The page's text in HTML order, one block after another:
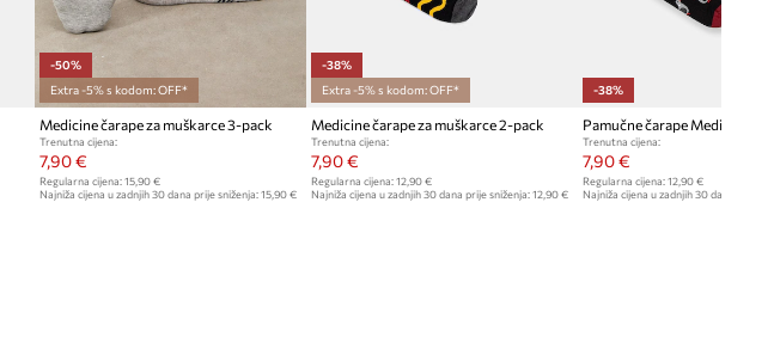
-50%
Extra -5% s kodom: OFF*
Medicine čarape za muškarce 3-pack
Trenutna cijena:
7,90 €
Regularna cijena: 15,90 €
Najniža cijena u zadnjih 30 dana prije sniženja: 15,90 €
-38%
Extra -5% s kodom: OFF*
Medicine čarape za muškarce 2-pack
Trenutna cijena:
7,90 €
Regularna cijena:12,90 €
Najniža cijena u zadnjih 30 dana prije sniženja:12,90 €
-38%
Pamučne čarape Medicine 2-
Trenutna cijena:
7,90 €
Regularna cijena: 12,90 €
Najniža cijena u zadnjih 30 dana prije